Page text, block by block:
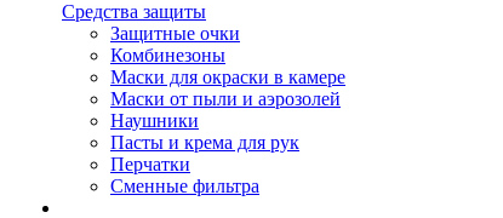
Средства защиты
Защитные очки
Комбинезоны
Маски для окраски в камере
Маски от пыли и аэрозолей
Наушники
Пасты и крема для рук
Перчатки
Сменные фильтра